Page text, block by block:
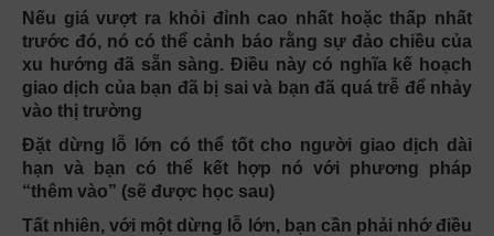
Nếu giá vượt ra khỏi đỉnh cao nhất hoặc thấp nhất
trước đó, nó có thể cảnh báo rằng sự đảo chiều của
xu hướng đã sẵn sàng. Điều này có nghĩa kế hoạch
giao dịch của bạn đã bị sai và bạn đã quá trễ để nhảy
vào thị trường
Đặt dừng lỗ lớn có thể tốt cho người giao dịch dài
hạn và bạn có thể kết hợp nó với phương pháp
“thêm vào” (sẽ được học sau)
Tất nhiên, với một dừng lỗ lớn, bạn cần phải nhớ điều